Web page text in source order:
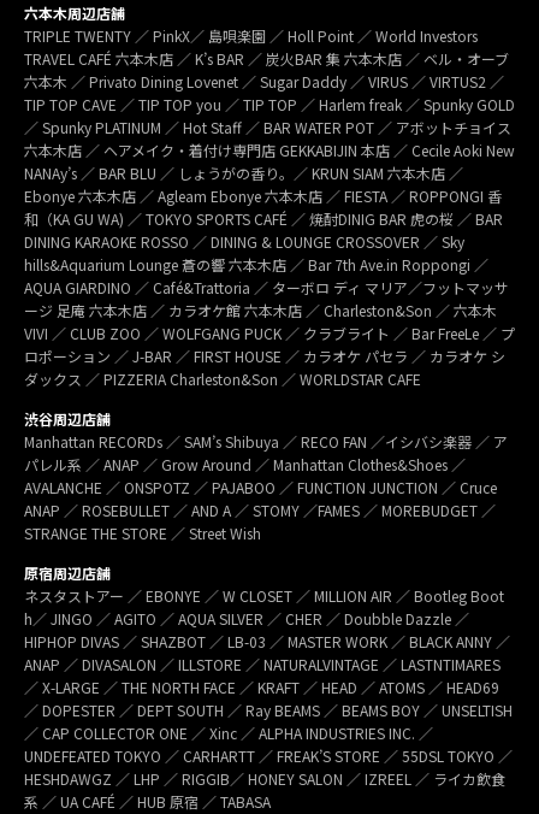
六本木周辺店舗
TRIPLE TWENTY ／ PinkX／ 島唄楽園 ／ Holl Point ／ World Investors
TRAVEL CAFÉ 六本木店 ／ K’s BAR ／ 炭火BAR 集 六本木店 ／ ベル・オーブ
六本木 ／ Privato Dining Lovenet ／ Sugar Daddy ／ VIRUS ／ VIRTUS2 ／
TIP TOP CAVE ／ TIP TOP you ／ TIP TOP ／ Harlem freak ／ Spunky GOLD
／ Spunky PLATINUM ／ Hot Staff ／ BAR WATER POT ／ アボットチョイス
六本木店 ／ ヘアメイク・着付け専門店 GEKKABIJIN 本店 ／ Cecile Aoki New
NANAy’s ／ BAR BLU ／ しょうがの香り。／ KRUN SIAM 六本木店 ／
Ebonye 六本木店 ／ Agleam Ebonye 六本木店 ／ FIESTA ／ ROPPONGI 香
和（KA GU WA) ／ TOKYO SPORTS CAFÉ ／ 焼酎DINIG BAR 虎の桜 ／ BAR
DINING KARAOKE ROSSO ／ DINING & LOUNGE CROSSOVER ／ Sky
hills&Aquarium Lounge 蒼の響 六本木店 ／ Bar 7th Ave.in Roppongi ／
AQUA GIARDINO ／ Café&Trattoria ／ ターボロ ディ マリア／フットマッサ
ージ 足庵 六本木店 ／ カラオケ館 六本木店 ／ Charleston&Son ／ 六本木
VIVI ／ CLUB ZOO ／ WOLFGANG PUCK ／ クラブライト ／ Bar FreeLe ／ プ
ロポーション ／ J-BAR ／ FIRST HOUSE ／ カラオケ パセラ ／ カラオケ シ
ダックス ／ PIZZERIA Charleston&Son ／ WORLDSTAR CAFE
渋谷周辺店舗
Manhattan RECORDs ／ SAM’s Shibuya ／ RECO FAN ／イシバシ楽器 ／ ア
パレル系 ／ ANAP ／ Grow Around ／ Manhattan Clothes&Shoes ／
AVALANCHE ／ ONSPOTZ ／ PAJABOO ／ FUNCTION JUNCTION ／ Cruce
ANAP ／ ROSEBULLET ／ AND A ／ STOMY ／FAMES ／ MOREBUDGET ／
STRANGE THE STORE ／ Street Wish
原宿周辺店舗
ネスタストアー ／ EBONYE ／ W CLOSET ／ MILLION AIR ／ Bootleg Boot
h／ JINGO ／ AGITO ／ AQUA SILVER ／ CHER ／ Doubble Dazzle ／
HIPHOP DIVAS ／ SHAZBOT ／ LB-03 ／ MASTER WORK ／ BLACK ANNY ／
ANAP ／ DIVASALON ／ ILLSTORE ／ NATURALVINTAGE ／ LASTNTIMARES
／ X-LARGE ／ THE NORTH FACE ／ KRAFT ／ HEAD ／ ATOMS ／ HEAD69
／ DOPESTER ／ DEPT SOUTH ／ Ray BEAMS ／ BEAMS BOY ／ UNSELTISH
／ CAP COLLECTOR ONE ／ Xinc ／ ALPHA INDUSTRIES INC. ／
UNDEFEATED TOKYO ／ CARHARTT ／ FREAK’S STORE ／ 55DSL TOKYO ／
HESHDAWGZ ／ LHP ／ RIGGIB／ HONEY SALON ／ IZREEL ／ ライカ飲食
系 ／ UA CAFÉ ／ HUB 原宿 ／ TABASA